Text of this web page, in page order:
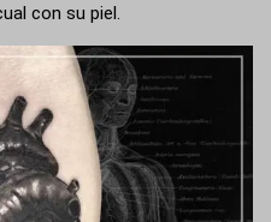
con su piel.